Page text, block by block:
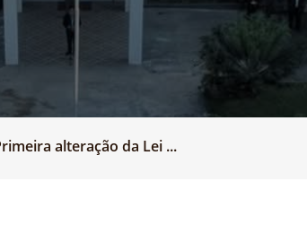
alteração da Lei ...